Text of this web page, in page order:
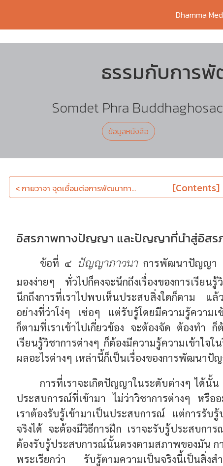
Dhamma
ธรรมกับการ
Somdet Phra
ข้อมูลหนังสือ
< กายวาจา จุดเชื่อมต่อการพัฒนาทา... [Contents]
อิสรภาพทางปัญญา และปัญญาที่นำสู่อิสร
ข้อที่ ๔ ปัญญาภาวนาการพัฒนาปัญญา
มองง่ายๆ ทั่วไปก็คงจะนึกถึงเรื่องของการเรีย
นึกถึงการที่เราไปพบเห็นประสบสิ่งใดก็ตาม แ
อย่างที่ว่าโง่ๆ เซ่อๆ แต่รับรู้โดยมีความรู้ความ
ก็ตามที่เราเข้าไปเกี่ยวข้อง จะต้องจัด ต้องทำ ก็
เรียนรู้วิชาการต่างๆ ก็ต้องมีความรู้ความเข้าใจ
ผลอะไรต่างๆ เหล่านี้ก็เป็นเรื่องของการพัฒนาปั
การที่เราจะเกิดปัญญาในระดับต่างๆ ได้นั้น
ประสบการณ์ที่เข้ามา ไม่ว่าวิชาการต่างๆ หรือ
เราต้องรับรู้เข้ามาเป็นประสบการณ์ แต่การรั
จริงได้ จะต้องมีวิธีการฝึก เราจะรับรู้ประสบกา
ต้องรับรู้ประสบการณ์นั้นตรงตามสภาพของมัน ก
พระเรียกว่า รับรู้ตามความเป็นจริงนี้เป็นสิ่